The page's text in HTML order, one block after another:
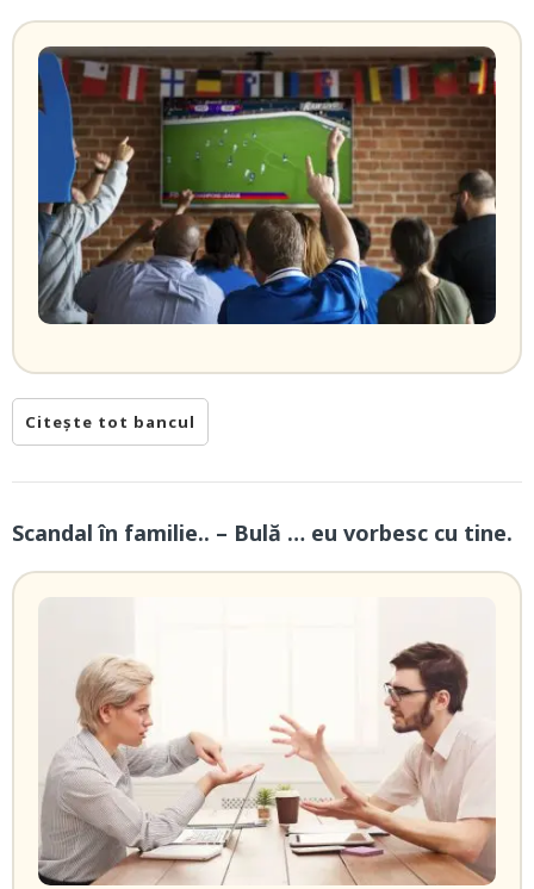
Citește tot bancul
Scandal în familie.. – Bulă … eu vorbesc cu tine.